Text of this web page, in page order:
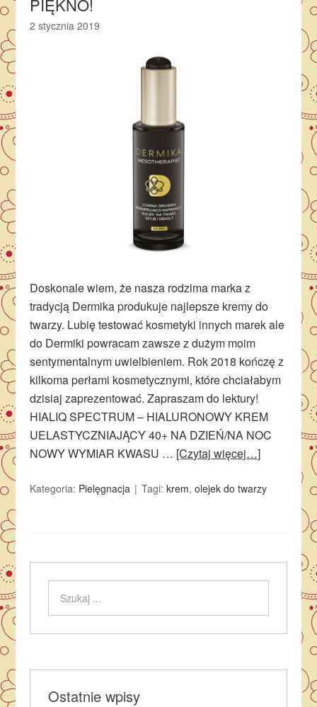
PIĘKNO!
2 stycznia 2019
Doskonale wiem, że nasza rodzima marka z
tradycją Dermika produkuje najlepsze kremy do
twarzy. Lubię testować kosmetyki innych marek ale
do Dermiki powracam zawsze z dużym moim
sentymentalnym uwielbieniem. Rok 2018 kończę z
kilkoma perłami kosmetycznymi, które chciałabym
dzisiaj zaprezentować. Zapraszam do lektury!
HIALIQ SPECTRUM – HIALURONOWY KREM
UELASTYCZNIAJĄCY 40+ NA DZIEŃ/NA NOC
NOWY WYMIAR KWASU … [Czytaj więcej…]
Kategoria: Pielęgnacja Tagi:krem,olejek do twarzy
Ostatnie wpisy